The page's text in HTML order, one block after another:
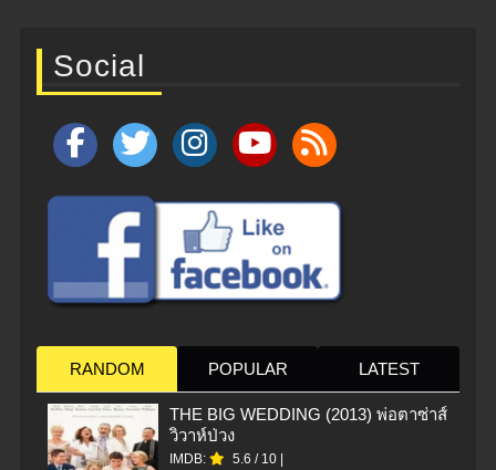
Social
RANDOM POPULAR LATEST
THE BIG WEDDING (2013) พ่อตาซ่าส์
วิวาห์ป่วง
IMDB: 5.6 / 10